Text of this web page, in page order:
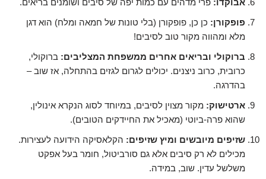
אבוקדו: פרי מדהים עם כמות יפה של סיבים ושומנים בריאים.
פופקורן: כן כן, פופקורן (בלי טונות של חמאה ומלח) הוא דגן
מלא ומהווה מקור טוב לסיבים!
ברוקולי ובריאים אחרים ממשפחת המצליבים: ברוקולי,
כרובית, כרוב ניצנים. יכולים לגרום לגזים בהתחלה, אז שוב –
בהדרגה.
ארטישוק: מקור מצוין לסיבים, במיוחד לסוג הנקרא אינולין,
שהוא פרה-ביוטי (מאכיל את החיידקים הטובים).
שזיפים מיובשים ומיץ שזיפים: הקלאסיקה הידועה לעצירות.
מכילים לא רק סיבים אלא גם סורביטול, חומר בעל אפקט
משלשל עדין. שוב, במידה.